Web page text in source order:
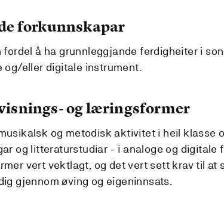
forkunnskapar
fordel å ha grunnleggjande ferdigheiter i
og/eller digitale instrument.
og læringsformer
og metodisk aktivitet i heil klasse
og litteraturstudiar - i analoge og digitale
vert vektlagt, og det vert sett krav til at
gjennom øving og eigeninnsats.